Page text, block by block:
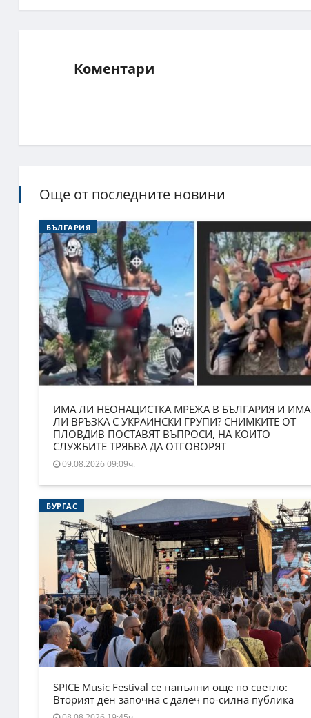
Коментари
Още от последните новини
БЪЛГАРИЯ
ИМА ЛИ НЕОНАЦИСТКА МРЕЖА В БЪЛГАРИЯ И ИМА
ЛИ ВРЪЗКА С УКРАИНСКИ ГРУПИ? СНИМКИТЕ ОТ
ПЛОВДИВ ПОСТАВЯТ ВЪПРОСИ, НА КОИТО
СЛУЖБИТЕ ТРЯБВА ДА ОТГОВОРЯТ
09.08.2026 09:09ч.
БУРГАС
SPICE Music Festival се напълни още по светло:
Вторият ден започна с далеч по-силна публика